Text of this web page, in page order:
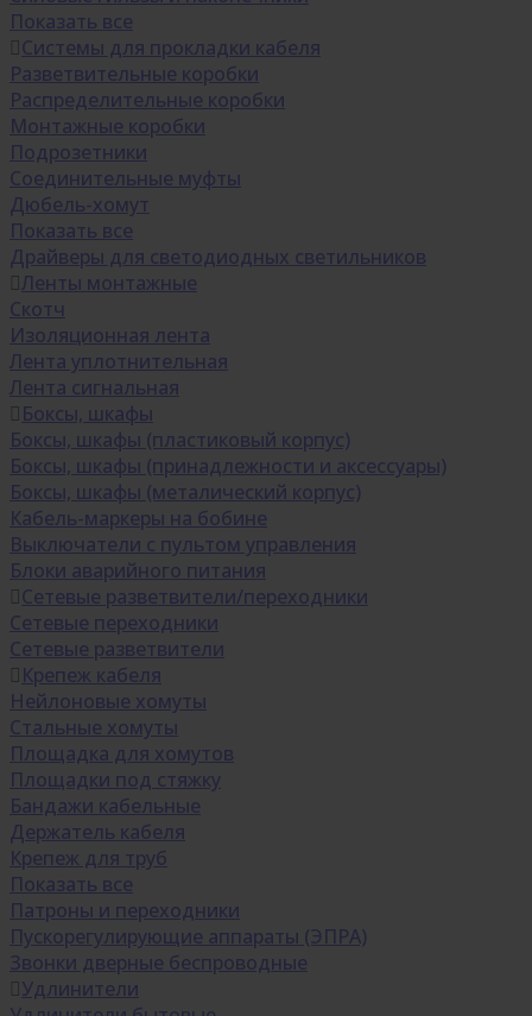
Показать все
Системы для прокладки кабеля
Разветвительные коробки
Распределительные коробки
Монтажные коробки
Подрозетники
Соединительные муфты
Дюбель-хомут
Показать все
Драйверы для светодиодных светильников
Ленты монтажные
Скотч
Изоляционная лента
Лента уплотнительная
Лента сигнальная
Боксы, шкафы
Боксы, шкафы (пластиковый корпус)
Боксы, шкафы (принадлежности и аксессуары)
Боксы, шкафы (металический корпус)
Кабель-маркеры на бобине
Выключатели с пультом управления
Блоки аварийного питания
Сетевые разветвители/переходники
Сетевые переходники
Сетевые разветвители
Крепеж кабеля
Нейлоновые хомуты
Стальные хомуты
Площадка для хомутов
Площадки под стяжку
Бандажи кабельные
Держатель кабеля
Крепеж для труб
Показать все
Патроны и переходники
Пускорегулирующие аппараты (ЭПРА)
Звонки дверные беспроводные
Удлинители